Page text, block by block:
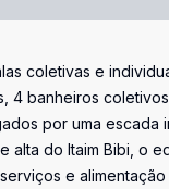
coletivas e
4 banheiros
por uma escada
alta do Itaim Bibi, o
e alimentação